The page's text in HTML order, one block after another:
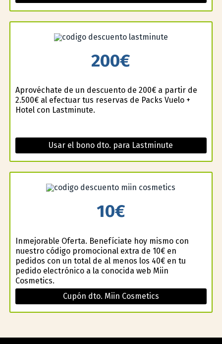
200€
Aprovéchate de un descuento de 200€ a partir de
2.500€ al efectuar tus reservas de Packs Vuelo +
Hotel con Lastminute.
Usar el bono dto. para Lastminute
10€
Inmejorable Oferta. Benefíciate hoy mismo con
nuestro código promocional extra de 10€ en
pedidos con un total de al menos los 40€ en tu
pedido electrónico a la conocida web Miin
Cosmetics.
Cupón dto. Miin Cosmetics